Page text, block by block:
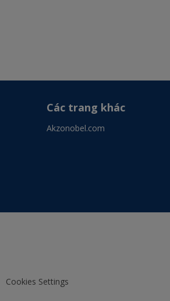
Các trang khác
Akzonobel.com
Cookies Settings